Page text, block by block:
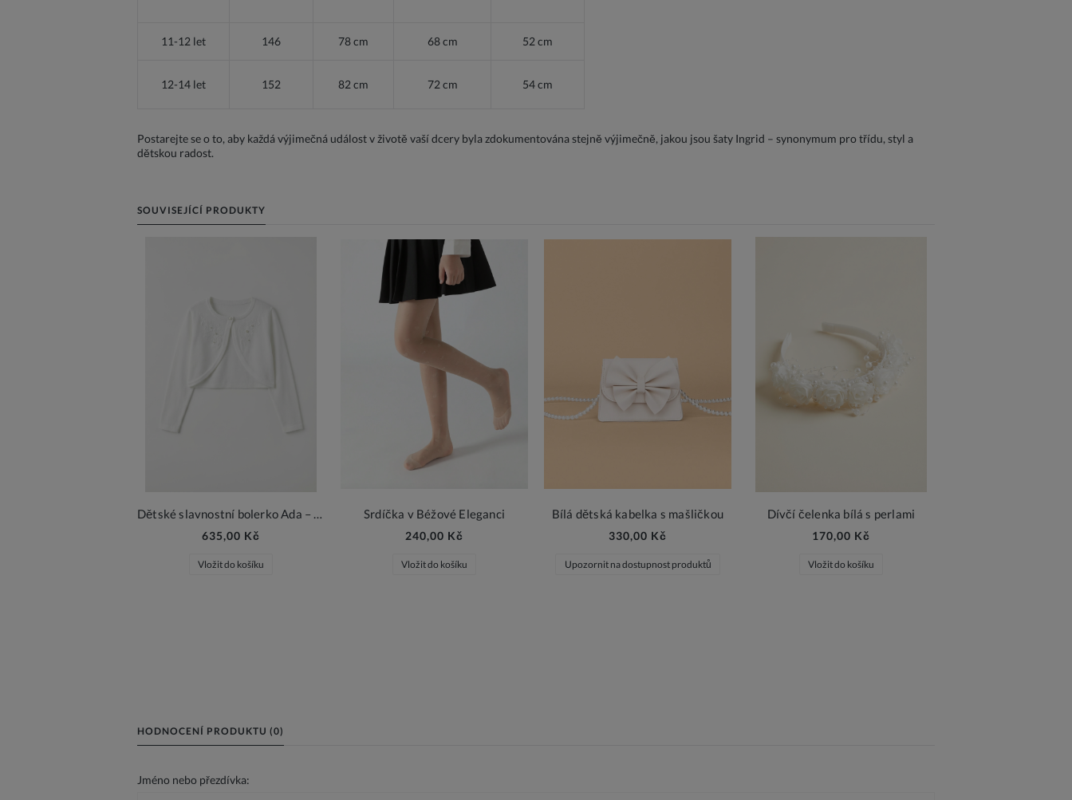
11-12 let 146 78 cm 68 cm 52 cm
12-14 let 152 82 cm 72 cm 54 cm
Postarejte se o to, aby každá výjimečná událost v životě vaší dcery byla zdokumentována stejně výjimečně, jakou jsou šaty Ingrid – synonymum pro třídu, styl a
dětskou radost.
SOUVISEJÍCÍ PRODUKTY
635,00 Kč
Vložit do košíku
Srdíčka v Béžové Eleganci
240,00 Kč
Vložit do košíku
Bílá dětská kabelka s mašličkou
330,00 Kč
Upozornit na dostupnost produktů
Dívčí čelenka bílá s perlami
170,00 Kč
Vložit do košíku
HODNOCENÍ PRODUKTU (0)
Jméno nebo přezdívka: